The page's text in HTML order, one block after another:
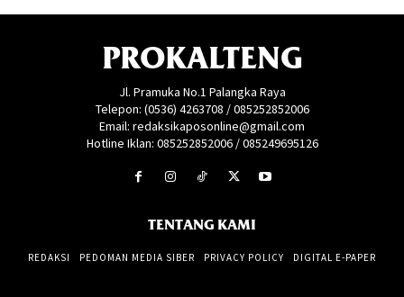
PROKALTENG
Jl. Pramuka No.1 Palangka Raya
Telepon: (0536) 4263708 / 085252852006
Email: redaksikaposonline@gmail.com
Hotline Iklan: 085252852006 / 085249695126
TENTANG KAMI
REDAKSI PEDOMAN MEDIA SIBER PRIVACY POLICY DIGITAL E-PAPER